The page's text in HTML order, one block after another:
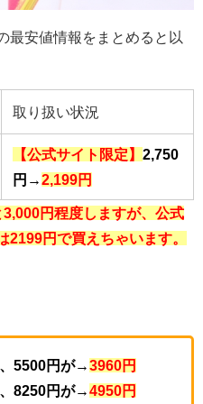
最安値情報をまとめると以
取り扱い状況
【公式サイト限定】 2,750
円→2,199円
円程度しますが、公式
2199円で買えちゃいます。
5500円が→3960円
8250円が→4950円